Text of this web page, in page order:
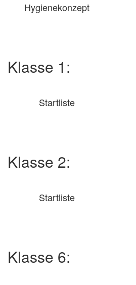
Hygienekonzept
Klasse 1:
Startliste
Klasse 2:
Startliste
Klasse 6: